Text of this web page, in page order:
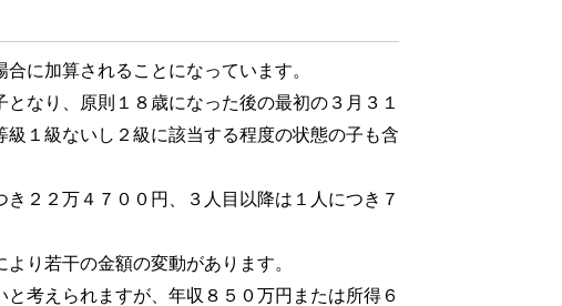
に加算されることになっています。
なり、原則１８歳になった後の最初の３月３１
１級ないし２級に該当する程度の状態の子も含
２２万４７００円、３人目以降は１人につき７
り若干の金額の変動があります。
考えられますが、年収８５０万円または所得６